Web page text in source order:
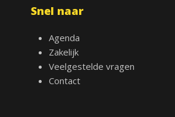
Snel naar
Agenda
Zakelijk
Veelgestelde vragen
Contact